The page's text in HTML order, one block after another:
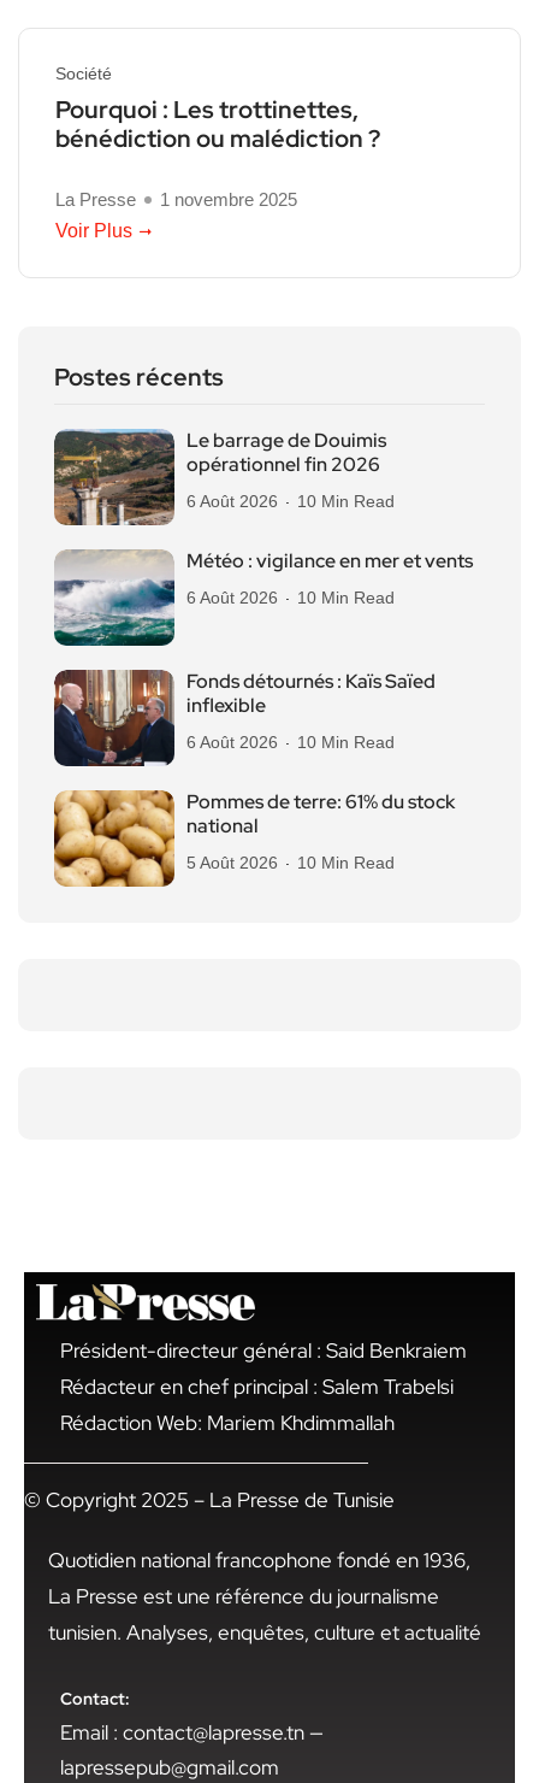
Société
Pourquoi : Les trottinettes,
bénédiction ou malédiction ?
La Presse
1 novembre 2025
Voir Plus
Postes récents
Le barrage de Douimis
opérationnel fin 2026
6 Août 2026 10 Min Read
Météo : vigilance en mer et vents
6 Août 2026 10 Min Read
Fonds détournés : Kaïs Saïed
inflexible
6 Août 2026 10 Min Read
Pommes de terre: 61% du stock
national
5 Août 2026 10 Min Read
Président-directeur général : Said Benkraiem
Rédacteur en chef principal : Salem Trabelsi
Rédaction Web: Mariem Khdimmallah
© Copyright 2025 – La Presse de Tunisie
Quotidien national francophone fondé en 1936,
La Presse est une référence du journalisme
tunisien. Analyses, enquêtes, culture et actualité
Contact:
Email : contact@lapresse.tn —
lapressepub@gmail.com